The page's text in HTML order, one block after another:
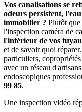
Vos canalisations se
odeurs persistent,
immobilier ? Plutôt
l'inspection caméra de
l'intérieur de vos
et de savoir quoi
particuliers,
avec un réseau
endoscopiques
99 85.
Une inspection vidéo